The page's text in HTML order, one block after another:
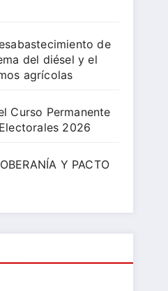
de
del diésel y el
agrícolas
Curso Permanente
2026
Y PACTO